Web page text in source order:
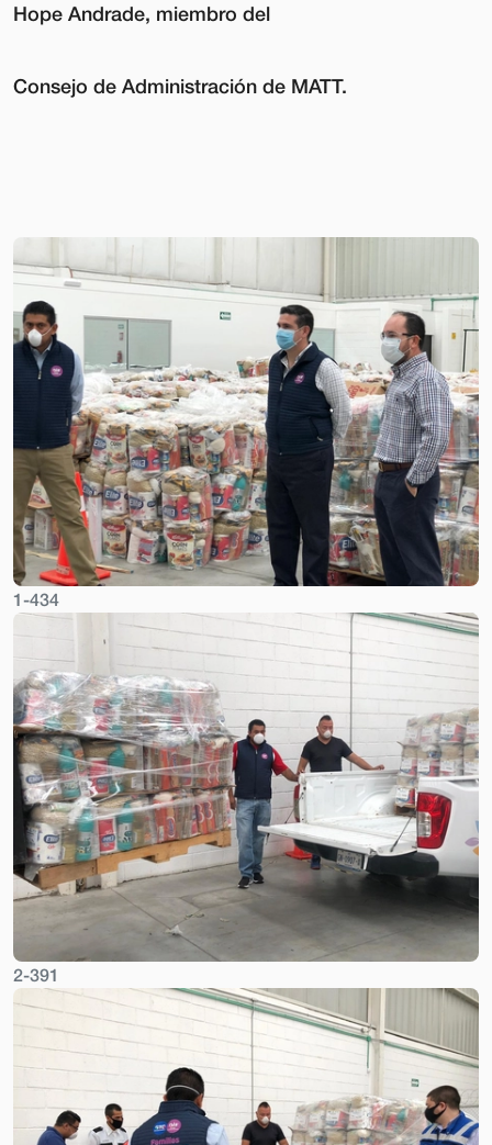
Hope Andrade, miembro del
Consejo de Administración de MATT.
1-434
2-391